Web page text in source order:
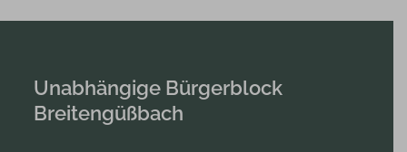
Unabhängige Bürgerblock
Breitengüßbach